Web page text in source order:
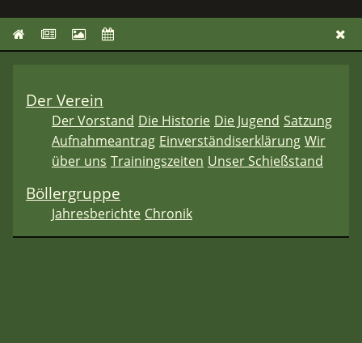
Der Verein
Der Vorstand Die Historie Die Jugend Satzung
Aufnahmeantrag Einverständiserklärung Wir
über uns Trainingszeiten Unser Schießstand
Böllergruppe
Jahresberichte Chronik